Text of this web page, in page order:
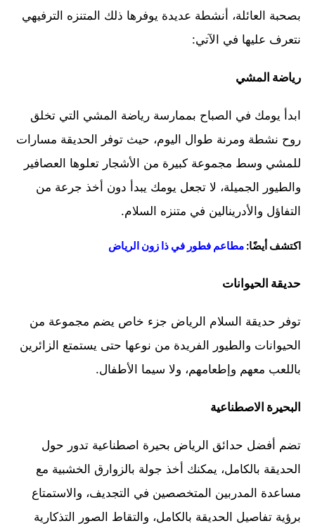
بصحبة العائلة، أنشطة عديدة يوفرها ذلك المتنزه الترفيهي
نتعرف عليها في الآتي:
رياضة المشي
ابدأ يومك في الصباح بممارسة رياضة المشي التي تخلق
روح نشطة ومرنة طوال اليوم، حيث توفر الحديقة مسارات
للمشي وسط مجموعة كبيرة من الأشجار تعلوها العصافير
والطيور الجميلة، لا تجعل يومك يبدأ دون أخذ جرعة من
التفاؤل والأدرينالين في متنزه السلام.
اكتشف أيضًا: مطاعم فطور في ذا زون الرياض
حديقة الحيوانات
توفر حديقة السلام الرياض جزء خاص يضم مجموعة من
الحيوانات والطيور الفريدة من نوعها حتى يستمتع الزائرين
باللعب معهم وإطعامهم، ولا سيما الأطفال.
البحيرة الاصطناعية
تضم أفضل حدائق الرياض بحيرة اصطناعية تدور حول
الحديقة بالكامل، يمكنك أخذ جولة بالزوارق الخشبية مع
مساعدة المدربين المتخصصين في التجديف، والاستمتاع
برؤية تفاصيل الحديقة بالكامل، والتقاط الصور التذكارية